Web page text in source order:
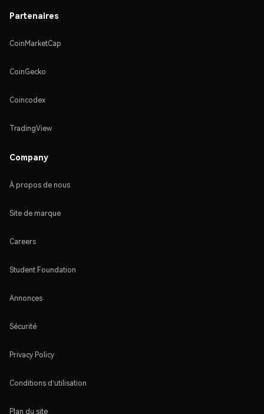
Partenaires
CoinMarketCap
CoinGecko
Coincodex
TradingView
Company
À propos de nous
Site de marque
Careers
Student Foundation
Annonces
Sécurité
Privacy Policy
Conditions d'utilisation
Plan du site